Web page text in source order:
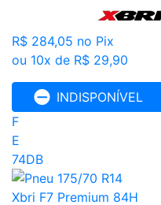
R$ 284,05 no Pix
ou 10x de R$ 29,90
INDISPONÍVEL
F
E
74DB